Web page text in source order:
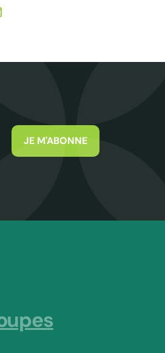
(nouvelle fenêtre)
X / Twitter (nouvelle fenêtre)
sur WhatsApp
par mail
JE M'ABONNE